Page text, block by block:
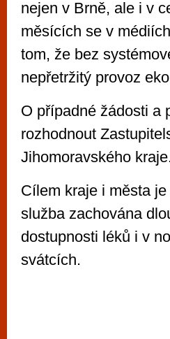
nejen v Brně, ale i v
měsících se v
tom, že bez
nepřetržitý provoz
O případné žádosti a
rozhodnout
Jihomoravského
Cílem kraje i města
služba zachována
dostupnosti léků i v
svátcích.